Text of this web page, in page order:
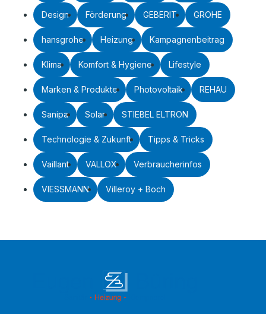
Design Förderung GEBERIT GROHE
hansgrohe Heizung Kampagnenbeitrag
Klima Komfort & Hygiene Lifestyle
Marken & Produkte Photovoltaik REHAU
Sanipa Solar STIEBEL ELTRON
Technologie & Zukunft Tipps & Tricks
Vaillant VALLOX Verbraucherinfos
VIESSMANN Villeroy + Boch